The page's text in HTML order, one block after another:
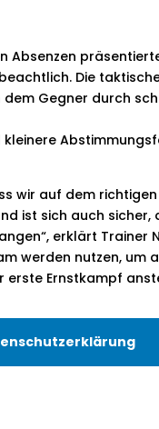
Absenzen
Die
Gegner durch
kleinere
wir auf dem
ist sich auch
erklärt Trainer
werden nutzen, um
erste Ernstkampf